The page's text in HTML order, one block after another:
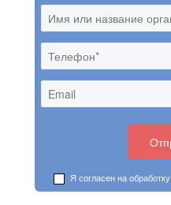
Я согласен на обработку